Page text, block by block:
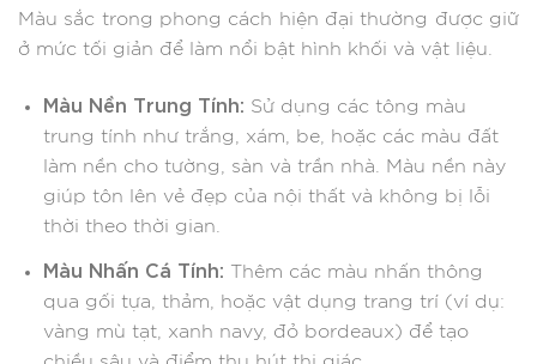
Màu sắc trong phong cách hiện đại thường được giữ
ở mức tối giản để làm nổi bật hình khối và vật liệu.
Màu Nền Trung Tính: Sử dụng các tông màu
trung tính như trắng, xám, be, hoặc các màu đất
làm nền cho tường, sàn và trần nhà. Màu nền này
giúp tôn lên vẻ đẹp của nội thất và không bị lỗi
thời theo thời gian.
Màu Nhấn Cá Tính: Thêm các màu nhấn thông
qua gối tựa, thảm, hoặc vật dụng trang trí (ví dụ:
vàng mù tạt, xanh navy, đỏ bordeaux) để tạo